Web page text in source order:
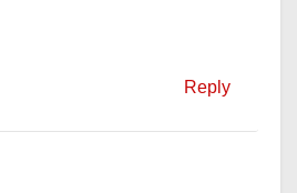
Reply